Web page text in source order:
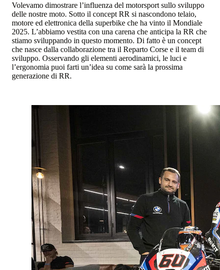
Volevamo dimostrare l’influenza del motorsport sullo sviluppo
delle nostre moto. Sotto il concept RR si nascondono telaio,
motore ed elettronica della superbike che ha vinto il Mondiale
2025. L’abbiamo vestita con una carena che anticipa la RR che
stiamo sviluppando in questo momento. Di fatto è un concept
che nasce dalla collaborazione tra il Reparto Corse e il team di
sviluppo. Osservando gli elementi aerodinamici, le luci e
l’ergonomia puoi farti un’idea su come sarà la prossima
generazione di RR.